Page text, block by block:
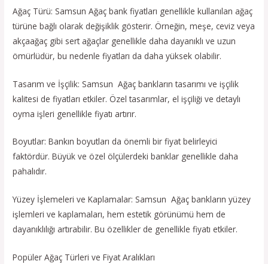
Ağaç Türü: Samsun Ağaç bank fiyatları genellikle kullanılan ağaç
türüne bağlı olarak değişiklik gösterir. Örneğin, meşe, ceviz veya
akçaağaç gibi sert ağaçlar genellikle daha dayanıklı ve uzun
ömürlüdür, bu nedenle fiyatları da daha yüksek olabilir.
Tasarım ve İşçilik: Samsun Ağaç bankların tasarımı ve işçilik
kalitesi de fiyatları etkiler. Özel tasarımlar, el işçiliği ve detaylı
oyma işleri genellikle fiyatı artırır.
Boyutlar: Bankın boyutları da önemli bir fiyat belirleyici
faktördür. Büyük ve özel ölçülerdeki banklar genellikle daha
pahalıdır.
Yüzey İşlemeleri ve Kaplamalar: Samsun Ağaç bankların yüzey
işlemleri ve kaplamaları, hem estetik görünümü hem de
dayanıklılığı artırabilir. Bu özellikler de genellikle fiyatı etkiler.
Popüler Ağaç Türleri ve Fiyat Aralıkları